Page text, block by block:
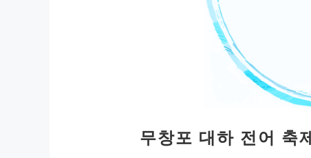
무창포 대하 전어 축